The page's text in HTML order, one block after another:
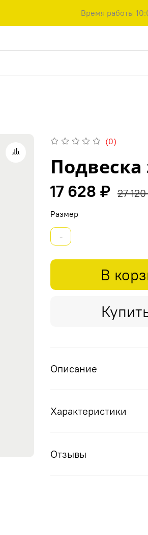
Время работы
(0)
Подвеска
17 628 ₽ 27
В
Размер
-
Описание
Характеристики
Отзывы